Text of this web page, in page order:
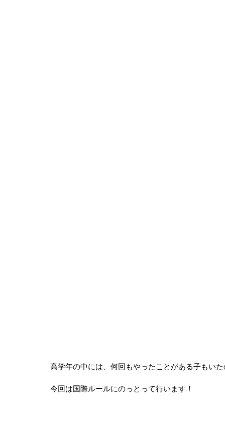
高学年の中には、何回もやったことがある子もい
今回は国際ルールにのっとって行います！